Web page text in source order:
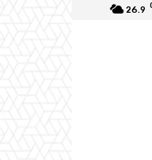
26.9